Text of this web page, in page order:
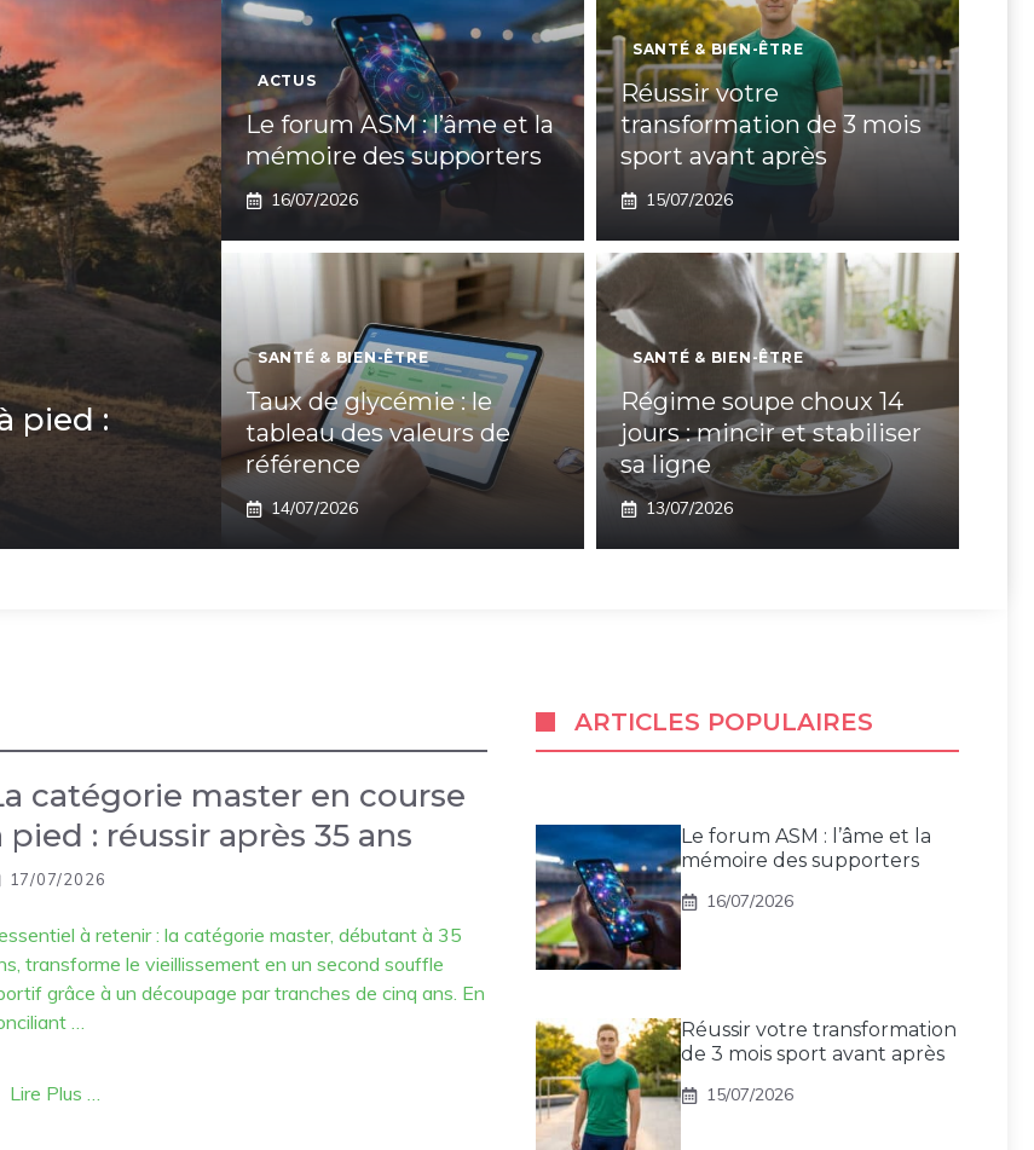
pied :
ACTUS
Le forum ASM : l’âme et la
mémoire des supporters
16/07/2026
SANTÉ & BIEN-ÊTRE
Réussir votre
transformation de 3 mois
sport avant après
15/07/2026
SANTÉ & BIEN-ÊTRE
Taux de glycémie : le
tableau des valeurs de
référence
14/07/2026
SANTÉ & BIEN-ÊTRE
Régime soupe choux 14
jours : mincir et stabiliser
sa ligne
13/07/2026
catégorie master en course
pied : réussir après 35 ans
17/07/2026
à retenir : la catégorie master, débutant à 35
transforme le vieillissement en un second souffle
grâce à un découpage par tranches de cinq ans. En
…
Lire Plus …
ARTICLES POPULAIRES
Le forum ASM : l’âme et la
mémoire des supporters
16/07/2026
Réussir votre transformation
de 3 mois sport avant après
15/07/2026